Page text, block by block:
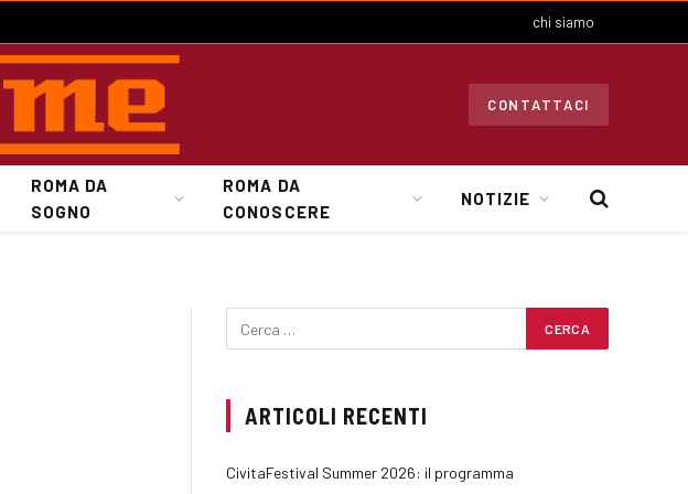
chi siamo
CONTATTACI
ROMA DA
SOGNO
ROMA DA
CONOSCERE
NOTIZIE
ARTICOLI RECENTI
CivitaFestival Summer 2026: il programma